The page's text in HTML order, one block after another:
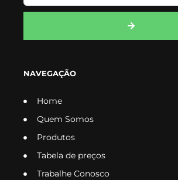
NAVEGAÇÃO
Home
Quem Somos
Produtos
Tabela de preços
Trabalhe Conosco